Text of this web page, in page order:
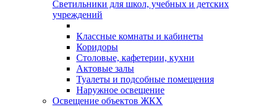
Светильники для школ, учебных и детских
учреждений
Классные комнаты и кабинеты
Коридоры
Столовые, кафетерии, кухни
Актовые залы
Туалеты и подсобные помещения
Наружное освещение
Освещение объектов ЖКХ